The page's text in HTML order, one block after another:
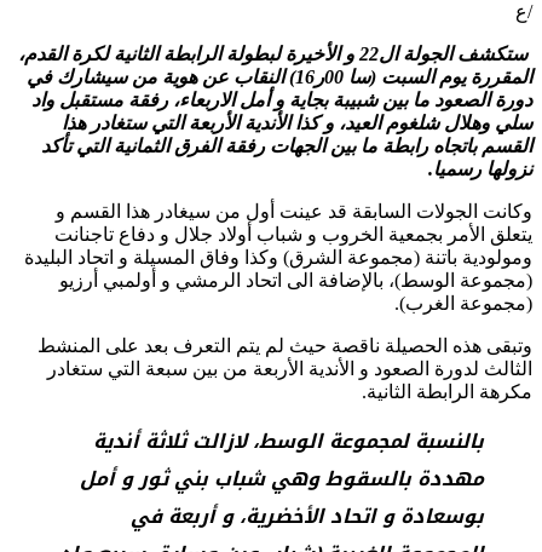
/ع
ستكشف الجولة ال22 و الأخيرة لبطولة الرابطة الثانية لكرة القدم،
المقررة يوم السبت (سا 00ر16) النقاب عن هوية من سيشارك في
دورة الصعود ما بين شبيبة بجاية و أمل الاربعاء، رفقة مستقبل واد
سلي وهلال شلغوم العيد، و كذا الأندية الأربعة التي ستغادر هذا
القسم باتجاه رابطة ما بين الجهات رفقة الفرق الثمانية التي تأكد
نزولها رسميا.
وكانت الجولات السابقة قد عينت أول من سيغادر هذا القسم و
يتعلق الأمر بجمعية الخروب و شباب أولاد جلال و دفاع تاجنانت
ومولودية باتنة (مجموعة الشرق) وكذا وفاق المسيلة و اتحاد البليدة
(مجموعة الوسط)، بالإضافة الى اتحاد الرمشي و أولمبي أرزيو
(مجموعة الغرب).
وتبقى هذه الحصيلة ناقصة حيث لم يتم التعرف بعد على المنشط
الثالث لدورة الصعود و الأندية الأربعة من بين سبعة التي ستغادر
مكرهة الرابطة الثانية.
بالنسبة لمجموعة الوسط، لازالت ثلاثة أندية
مهددة بالسقوط وهي شباب بني ثور و أمل
بوسعادة و اتحاد الأخضرية، و أربعة في